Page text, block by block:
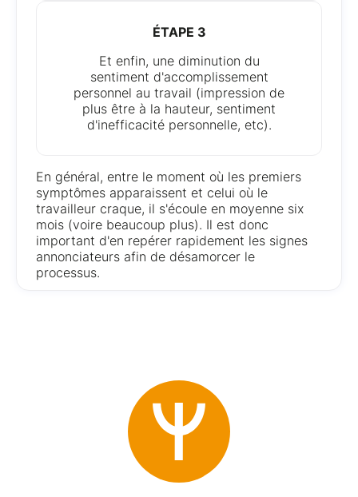
ÉTAPE 3
Et enfin, une diminution du
sentiment d'accomplissement
personnel au travail (impression de
plus être à la hauteur, sentiment
d'inefficacité personnelle, etc).
En général, entre le moment où les premiers
symptômes apparaissent et celui où le
travailleur craque, il s'écoule en moyenne six
mois (voire beaucoup plus). Il est donc
important d'en repérer rapidement les signes
annonciateurs afin de désamorcer le
processus.